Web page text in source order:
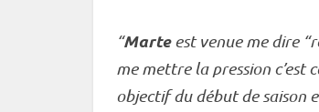
“Marteest venue me dire
me mettre la pression c’est
objectif du début de saison